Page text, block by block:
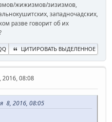
жижизмов/зизизмов,
западночадских,
разве говорит об их
ЦИТИРОВАТЬ ВЫДЕЛЕННОЕ
2016, 08:08
8, 2016, 08:05